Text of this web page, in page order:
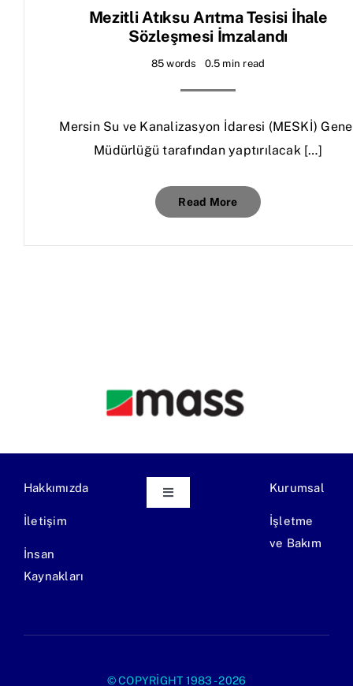
Mezitli Atıksu Arıtma Tesisi İhale
Sözleşmesi İmzalandı
85 words 0.5 min read
Mersin Su ve Kanalizasyon İdaresi (MESKİ)
Müdürlüğü tarafından yaptırılacak […]
Read More
Hakkımızda
İletişim
İnsan
Kaynakları
Toggle
Navigation
Endüstriyel Atıksu Arıtma Tesisi
Evsel Atıksu Arıtma Tesisi
Kurumsal
İşletme
ve Bakım
© COPYRIGHT 1983 - 2026